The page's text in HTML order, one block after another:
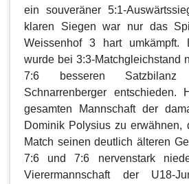
ein souveräner 5:1-
klaren Siegen war nur das
Weissenhof 3 hart umkämpft.
wurde bei 3:3-Matchgleichstand
7:6 besseren Satzbilanz
Schnarrenberger
gesamten Mannschaft der
Dominik Polysius zu erwähnen,
Match seinen deutlich älteren
7:6 und 7:6 nervenstark
Vierermannschaft der U18-